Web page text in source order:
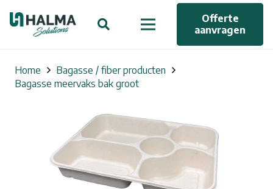
Offerte
aanvragen
Home
Bagasse / fiber producten
Bagasse meervaks bak groot